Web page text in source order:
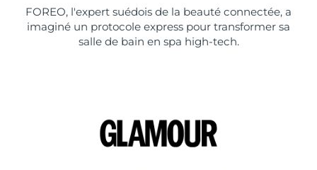
FOREO, l'expert suédois de la beauté connectée, a
imaginé un protocole express pour transformer sa
salle de bain en spa high-tech.